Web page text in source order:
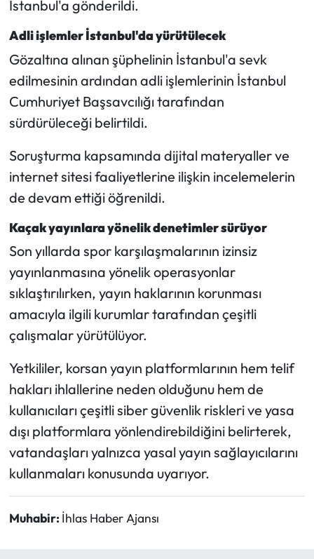
İstanbul'a gönderildi.
Adli işlemler İstanbul'da yürütülecek
Gözaltına alınan şüphelinin İstanbul'a sevk
edilmesinin ardından adli işlemlerinin İstanbul
Cumhuriyet Başsavcılığı tarafından
sürdürüleceği belirtildi.
Soruşturma kapsamında dijital materyaller ve
internet sitesi faaliyetlerine ilişkin incelemelerin
de devam ettiği öğrenildi.
Kaçak yayınlara yönelik denetimler sürüyor
Son yıllarda spor karşılaşmalarının izinsiz
yayınlanmasına yönelik operasyonlar
sıklaştırılırken, yayın haklarının korunması
amacıyla ilgili kurumlar tarafından çeşitli
çalışmalar yürütülüyor.
Yetkililer, korsan yayın platformlarının hem telif
hakları ihlallerine neden olduğunu hem de
kullanıcıları çeşitli siber güvenlik riskleri ve yasa
dışı platformlara yönlendirebildiğini belirterek,
vatandaşları yalnızca yasal yayın sağlayıcılarını
kullanmaları konusunda uyarıyor.
Muhabir: İhlas Haber Ajansı